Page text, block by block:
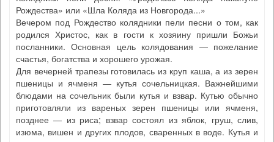
Рождества» или «Шла Коляда из Новгорода...»
Вечером под Рождество колядники пели песни о том, как
родился Христос, как в гости к хозяину пришли Божьи
посланники. Основная цель колядования — пожелание
счастья, богатства и хорошего урожая.
Для вечерней трапезы готовилась из круп каша, а из зерен
пшеницы и ячменя — кутья сочельницкая. Важнейшими
блюдами на сочельник были кутья и взвар. Кутью обычно
приготовляли из вареных зерен пшеницы или ячменя,
позднее — из риса; взвар состоял из яблок, груш, слив,
изюма, вишен и других плодов, сваренных в воде. Кутья и